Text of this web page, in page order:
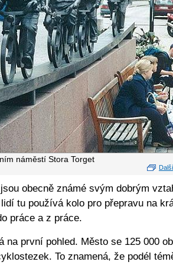
náměstí Stora Torget
obecně známé svým dobrým
tu používá kolo pro přepravu na
práce a z práce.
na první pohled. Město se 125 000
To znamená, že podél